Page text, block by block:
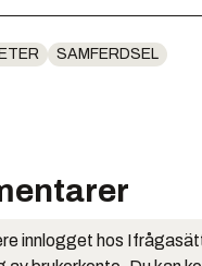
SAMFERDSEL
innlogget hos